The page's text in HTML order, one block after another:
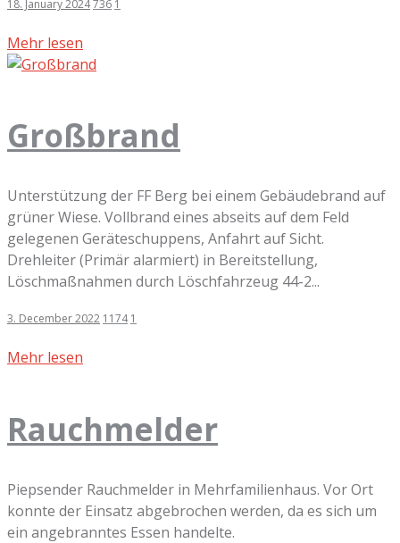
18. January 2024736 1
Mehr lesen
Großbrand
Unterstützung der FF Berg bei einem Gebäudebrand auf
grüner Wiese. Vollbrand eines abseits auf dem Feld
gelegenen Geräteschuppens, Anfahrt auf Sicht.
Drehleiter (Primär alarmiert) in Bereitstellung,
Löschmaßnahmen durch Löschfahrzeug 44-2...
3. December 2022 1174 1
Mehr lesen
Rauchmelder
Piepsender Rauchmelder in Mehrfamilienhaus. Vor Ort
konnte der Einsatz abgebrochen werden, da es sich um
ein angebranntes Essen handelte.